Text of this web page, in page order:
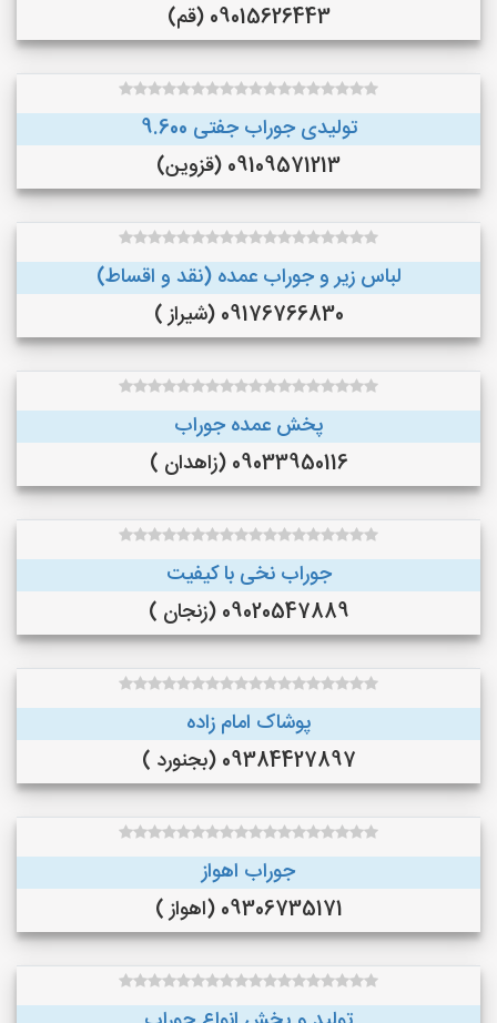
09015626443 (قم)
تولیدی جوراب جفتی 9.600
09109571213 (قزوین)
لباس زیر و جوراب عمده (نقد و اقساط)
09176766830 (شیراز )
پخش عمده جوراب
09033950116 (زاهدان )
جوراب نخی با کیفیت
09020547889 (زنجان )
پوشاک امام زاده
09384427897 (بجنورد )
جوراب اهواز
09306735171 (اهواز )